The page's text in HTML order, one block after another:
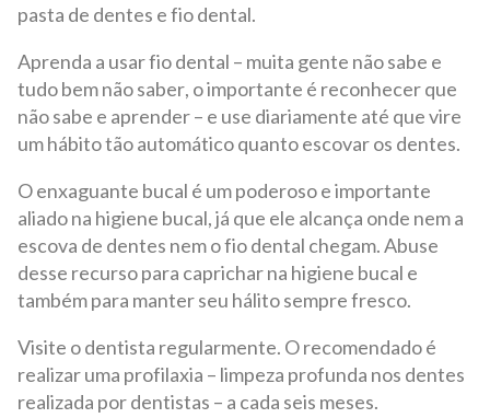
pasta de dentes e fio dental.
Aprenda a usar fio dental – muita gente não sabe e
tudo bem não saber, o importante é reconhecer que
não sabe e aprender – e use diariamente até que vire
um hábito tão automático quanto escovar os dentes.
O enxaguante bucal é um poderoso e importante
aliado na higiene bucal, já que ele alcança onde nem a
escova de dentes nem o fio dental chegam. Abuse
desse recurso para caprichar na higiene bucal e
também para manter seu hálito sempre fresco.
Visite o dentista regularmente. O recomendado é
realizar uma profilaxia – limpeza profunda nos dentes
realizada por dentistas – a cada seis meses.